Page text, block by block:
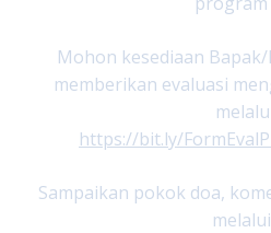
Mohon kesediaan
memberikan evaluasi
https://bit.ly/
Sampaikan pokok doa,